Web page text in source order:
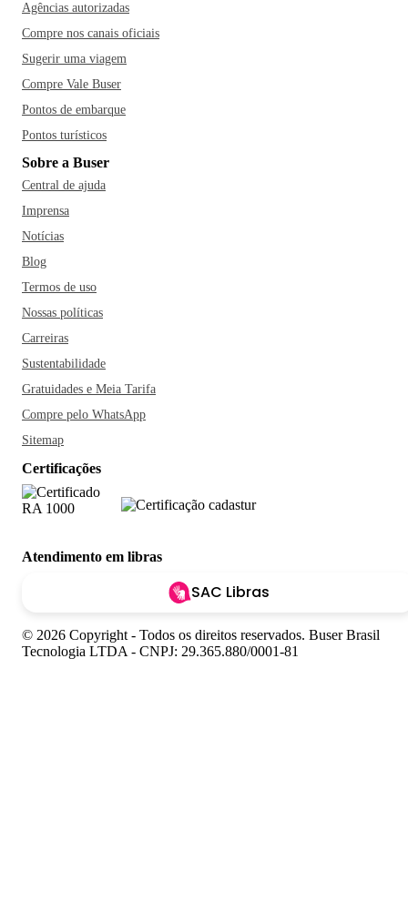
Agências autorizadas
Compre nos canais oficiais
Sugerir uma viagem
Compre Vale Buser
Pontos de embarque
Pontos turísticos
Sobre a Buser
Central de ajuda
Imprensa
Notícias
Blog
Termos de uso
Nossas políticas
Carreiras
Sustentabilidade
Gratuidades e Meia Tarifa
Compre pelo WhatsApp
Sitemap
Certificações
Atendimento em libras
SAC Libras
© 2026 Copyright - Todos os direitos reservados. Buser Brasil
Tecnologia LTDA - CNPJ: 29.365.880/0001-81